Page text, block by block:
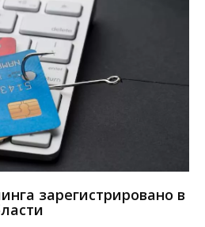
зарегистрировано в